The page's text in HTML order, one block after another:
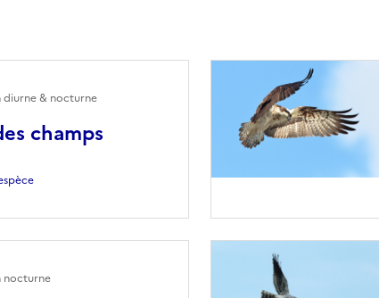
champs
diurne & nocturne
nocturne